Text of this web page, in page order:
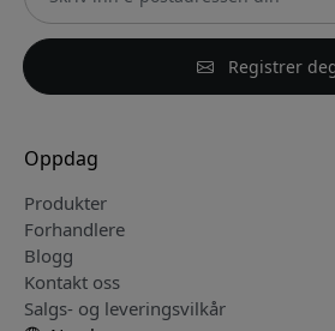
Registrer
Oppdag
Produkter
Forhandlere
Blogg
Kontakt oss
Salgs- og leveringsvilkår